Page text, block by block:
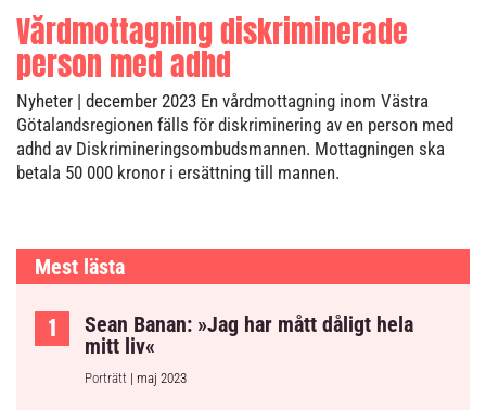
Vårdmottagning diskriminerade
person med adhd
Nyheter | december 2023 En vårdmottagning inom Västra
Götalandsregionen fälls för diskriminering av en person med
adhd av Diskrimineringsombudsmannen. Mottagningen ska
betala 50 000 kronor i ersättning till mannen.
Mest lästa
Sean Banan: »Jag har mått dåligt hela
mitt liv«
Porträtt | maj 2023